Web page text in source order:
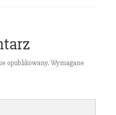
opublikowany.Wymagane